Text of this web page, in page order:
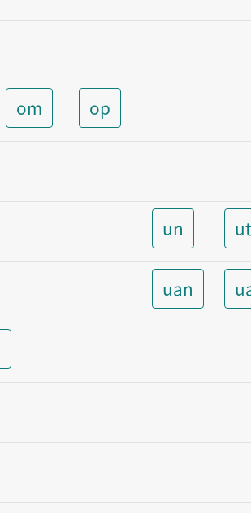
om op
un ut
uan